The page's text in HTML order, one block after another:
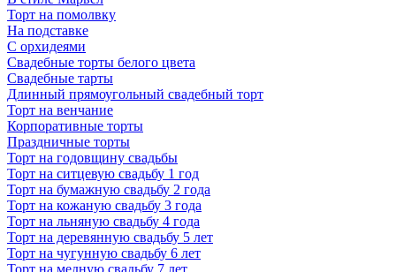
Торт на помолвку
На подставке
С орхидеями
Свадебные торты белого цвета
Свадебные тарты
Длинный прямоугольный свадебный торт
Торт на венчание
Корпоративные торты
Праздничные торты
Торт на годовщину свадьбы
Торт на ситцевую свадьбу 1 год
Торт на бумажную свадьбу 2 года
Торт на кожаную свадьбу 3 года
Торт на льняную свадьбу 4 года
Торт на деревянную свадьбу 5 лет
Торт на чугунную свадьбу 6 лет
Торт на медную свадьбу 7 лет